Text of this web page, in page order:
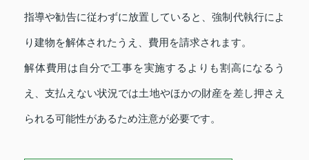
指導や勧告に従わずに放置していると、強制代執行によ
り建物を解体されたうえ、費用を請求されます。
解体費用は自分で工事を実施するよりも割高になるう
え、支払えない状況では土地やほかの財産を差し押さえ
られる可能性があるため注意が必要です。